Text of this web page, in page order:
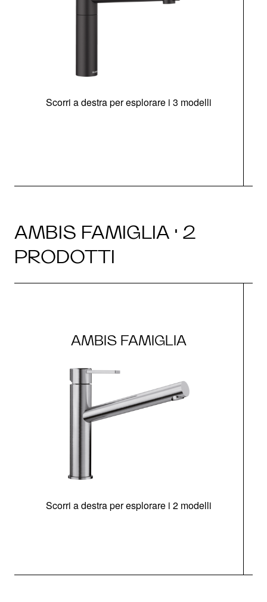
Scorri a destra per esplorare i 3 modelli
AMBIS FAMIGLIA · 2
PRODOTTI
AMBIS FAMIGLIA
Scorri a destra per esplorare i 2 modelli